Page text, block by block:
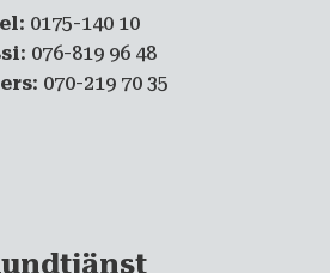
: 0175-140 10
: 076-819 96 48
: 070-219 70 35